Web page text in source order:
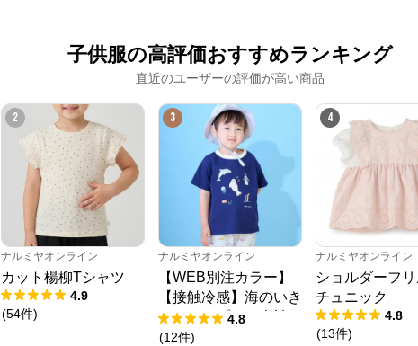
子供服の高評価おすすめランキング
直近のユーザーの評価が高い商品
2
ナルミヤオンライン
カット楊柳Tシャツ
4.9
(54件)
3
ナルミヤオンライン
【WEB別注カラー】
【接触冷感】海のいき
ものアップリケ半袖T
シャツ
4.8
(12件)
4
ナルミヤオンライン
ショルダーフ
チュニック
4.8
(13件)
ナルミヤオンライン
公式ECサイト